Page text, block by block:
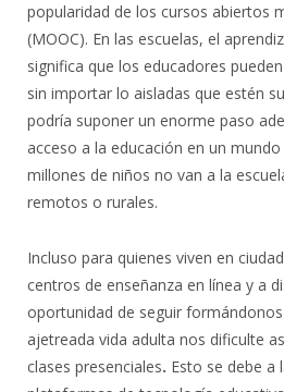
popularidad de los cursos abiertos
(MOOC). En las escuelas, el
significa que los educadores
sin importar lo aisladas que estén
podría suponer un enorme paso
acceso a la educación en un
millones de niños no van a la
remotos o rurales.
Incluso para quienes viven en
centros de enseñanza en línea y a
oportunidad de seguir
ajetreada vida adulta nos dificulte
clases presenciales. Esto se debe a